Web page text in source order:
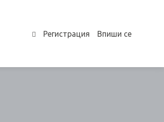
Регистрация Впиши се